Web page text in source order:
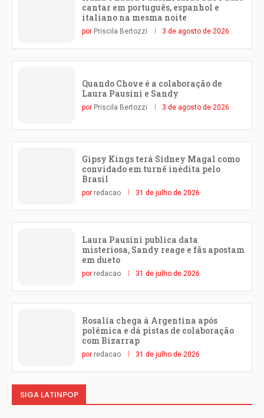
cantar em português, espanhol e
italiano na mesma noite
por Priscila Bertozzi 3 de agosto de 2026
Quando Chove é a colaboração de
Laura Pausini e Sandy
por Priscila Bertozzi 3 de agosto de 2026
Gipsy Kings terá Sidney Magal como
convidado em turnê inédita pelo
Brasil
por redacao 31 de julho de 2026
Laura Pausini publica data
misteriosa, Sandy reage e fãs apostam
em dueto
por redacao 31 de julho de 2026
Rosalía chega à Argentina após
polêmica e dá pistas de colaboração
com Bizarrap
por redacao 31 de julho de 2026
SIGA LATINPOP